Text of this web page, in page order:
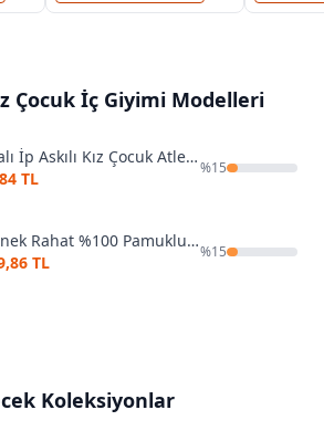
Çocuk İç Giyimi Modelleri
Dantelli Likralı İp Askılı Kız Çocuk Atlet 3 lü Paket Öztaş 4629-F
TL
%15
Kız Çocuk Esnek Rahat %100 Pamuklu Ribana Yakası Dantelli İp Askılı Atlet 10'lu PaketÖzkan 0806
TL
%15
Koleksiyonlar